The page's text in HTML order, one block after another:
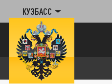
КУЗБАСС